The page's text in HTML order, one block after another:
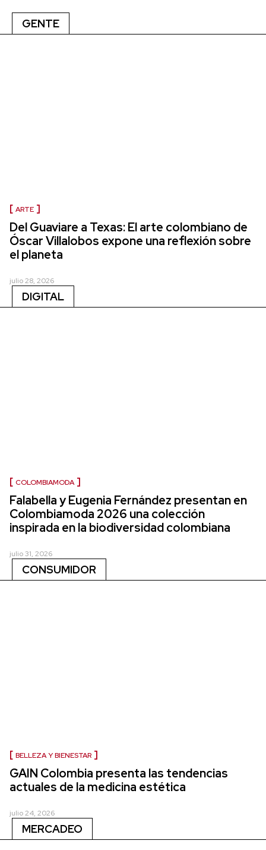
GENTE
ARTE
Del Guaviare a Texas: El arte colombiano de
Óscar Villalobos expone una reflexión sobre
el planeta
julio 28, 2026
DIGITAL
COLOMBIAMODA
Falabella y Eugenia Fernández presentan en
Colombiamoda 2026 una colección
inspirada en la biodiversidad colombiana
julio 31, 2026
CONSUMIDOR
BELLEZA Y BIENESTAR
GAIN Colombia presenta las tendencias
actuales de la medicina estética
julio 24, 2026
MERCADEO